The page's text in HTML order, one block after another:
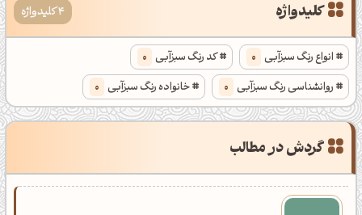
کلیدواژه 4 کلیدواژه
انواع رنگ سبزآبی 0 کد رنگ سبزآبی 0
روانشناسی رنگ سبزآبی 0 خانواده رنگ سبزآبی 0
گردش در مطالب